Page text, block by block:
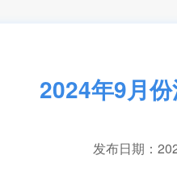
2024年9月
发布日期：